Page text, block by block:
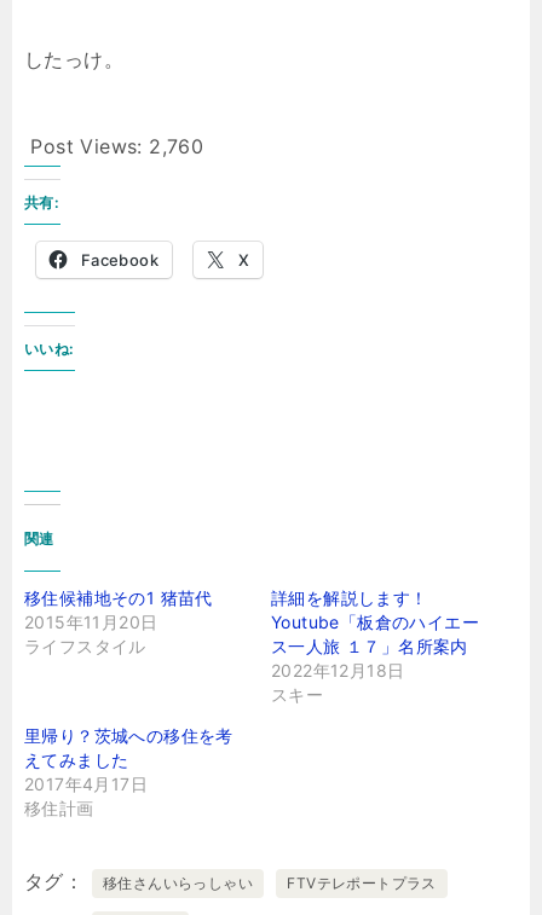
したっけ。
Post Views: 2,760
共有:
Facebook X
いいね:
関連
移住候補地その1 猪苗代
2015年11月20日
ライフスタイル
詳細を解説します！
Youtube「板倉のハイエー
ス一人旅 １７」名所案内
2022年12月18日
スキー
里帰り？茨城への移住を考
えてみました
2017年4月17日
移住計画
タグ 移住さんいらっしゃい FTVテレポートプラス